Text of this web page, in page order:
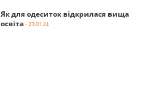
Як для одеситок відкрилася вища
освіта - 23.01.24